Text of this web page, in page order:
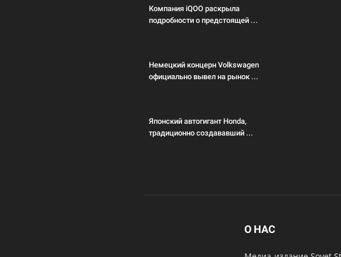
Компания iQOO раскрыла
подробности о предстоящей ...
Немецкий концерн Volkswagen
официально вывел на рынок ...
Японский автогигант Honda,
традиционно создававший ...
О НАС